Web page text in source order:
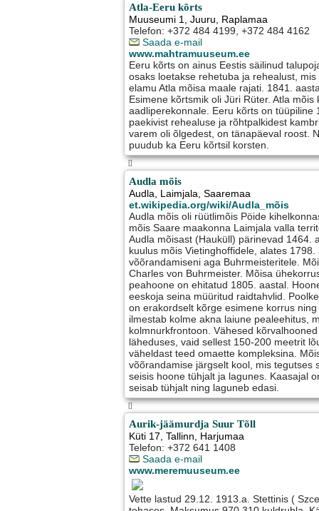
Atla-Eeru kõrts
Muuseumi 1,Juuru, Raplamaa
Telefon: +372 484 4199, +372 484 4162
Saada e-mail
www.mahtramuuseum.ee
Eeru kõrts on ainus Eestis säilinud
osaks loetakse rehetuba ja rehealust,
elamu Atla mõisa maale rajati. 1841.
Esimene kõrtsmik oli Jüri Rüter. Atla
aadliperekonnale. Eeru kõrts on tüüpiline
paekivist rehealuse ja rõhtpalkidest
varem oli õlgedest, on tänapäeval roost.
puudub ka Eeru kõrtsil korsten.
[]
Audla mõis
Audla, Laimjala, Saaremaa
et.wikipedia.org/wiki/Audla_mõis
Audla mõis oli rüütlimõis Pöide
mõis Saare maakonna Laimjala valla
Audla mõisast (Hauküll) pärinevad 1464.
kuulus mõis Vietinghoffidele, alates
võõrandamiseni aga Buhrmeisteritele.
Charles von Buhrmeister. Mõisa
peahoone on ehitatud 1805. aastal.
eeskoja seina müüritud raidtahvlid.
on erakordselt kõrge esimene korrus
ilmestab kolme akna laiune pealeehitus,
kolmnurkfrontoon. Vähesed
läheduses, vaid sellest 150-200 meetrit
väheldast teed omaette kompleksina.
võõrandamise järgselt kool, mis tegutses
seisis hoone tühjalt ja lagunes. Kaasajal
seisab tühjalt ning laguneb edasi.
[]
Aurik-jäämurdja Suur Tõll
Küti 17,Tallinn, Harjumaa
Telefon: +372 641 1408
Saada e-mail
www.meremuuseum.ee
Vette lastud 29.12. 1913.a. Stettinis (